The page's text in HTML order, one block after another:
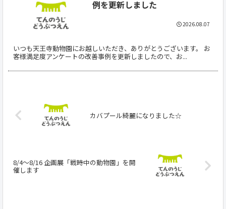
例を更新しました
いつも天王寺動物園にお越しいただき、ありがとうございます。 お
客様満足度アンケートの改善事例を更新しましたので、お...
2026.08.07
カバプール綺麗になりました☆
8/4～8/16 企画展「戦時中の動物園」を開
催します